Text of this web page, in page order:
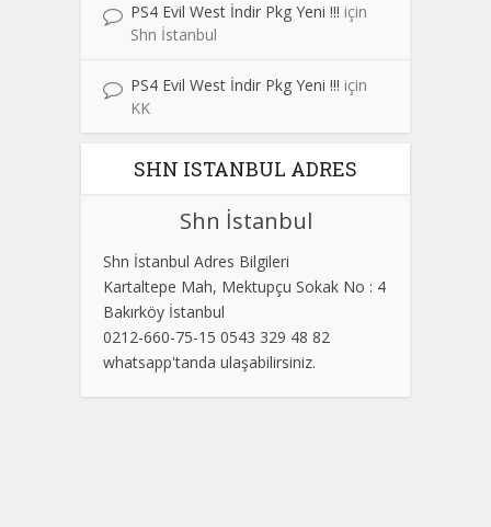
PS4 Evil West İndir Pkg Yeni !!! için
Shn İstanbul
PS4 Evil West İndir Pkg Yeni !!! için
KK
SHN ISTANBUL ADRES
Shn İstanbul
Shn İstanbul Adres Bilgileri
Kartaltepe Mah, Mektupçu Sokak No : 4
Bakırköy İstanbul
0212-660-75-15 0543 329 48 82
whatsapp'tanda ulaşabilirsiniz.